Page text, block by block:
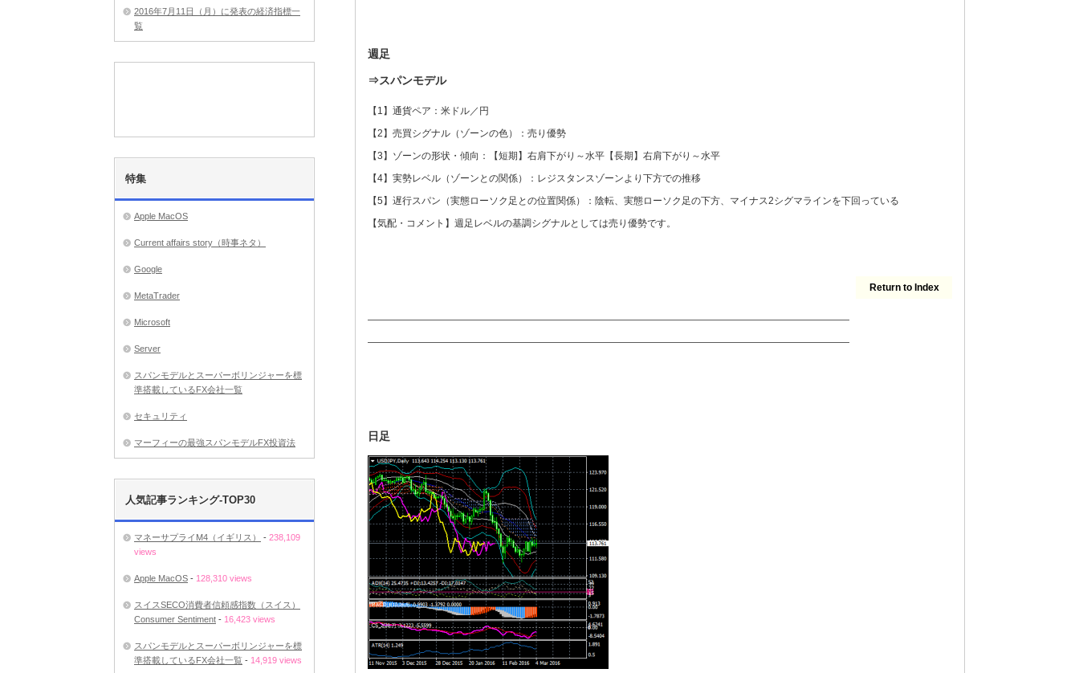
週足
⇒スパンモデル
【1】通貨ペア：米ドル／円
【2】売買シグナル（ゾーンの色）：売り優勢
【3】ゾーンの形状・傾向：【短期】右肩下がり～水平【長期】右肩下がり～水平
【4】実勢レベル（ゾーンとの関係）：レジスタンスゾーンより下方での推移
【5】遅行スパン（実態ローソク足との位置関係）：陰転、実態ローソク足の下方、マイナス2シグマラインを下回っている
【気配・コメント】週足レベルの基調シグナルとしては売り優勢です。
Return to Index
——————————————————————————————————————————————————
——————————————————————————————————————————————————
日足
2016年7月11日（月）に発表の経済指標一
覧
特集
Apple MacOS
Current affairs story（時事ネタ）
Google
MetaTrader
Microsoft
Server
スパンモデルとスーパーボリンジャーを標
準搭載しているFX会社一覧
セキュリティ
マーフィーの最強スパンモデルFX投資法
人気記事ランキング-TOP30
マネーサプライM4（イギリス） - 238,109
views
Apple MacOS - 128,310 views
スイスSECO消費者信頼感指数（スイス）
Consumer Sentiment - 16,423 views
スパンモデルとスーパーボリンジャーを標
準搭載しているFX会社一覧 - 14,919 views